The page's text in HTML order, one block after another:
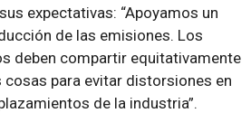
expectativas: “Apoyamos un
de las emisiones. Los
deben compartir equitativamente
cosas para evitar distorsiones en
de la industria”.